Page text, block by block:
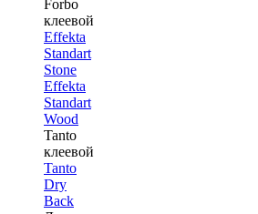
Forbo
клеевой
Effekta
Standart
Stone
Effekta
Standart
Wood
Tanto
клеевой
Tanto
Dry
Back